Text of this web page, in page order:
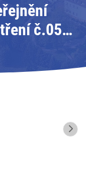
č.05